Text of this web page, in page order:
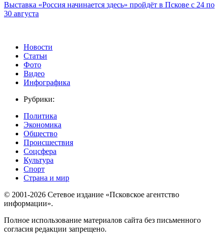
Выставка «Россия начинается здесь» пройдёт в Пскове с 24 по
30 августа
Новости
Статьи
Фото
Видео
Инфографика
Рубрики:
Политика
Экономика
Общество
Происшествия
Соцсфера
Культура
Спорт
Страна и мир
© 2001-2026 Сетевое издание «Псковское агентство
информации».
Полное использование материалов сайта без письменного
согласия редакции запрещено.